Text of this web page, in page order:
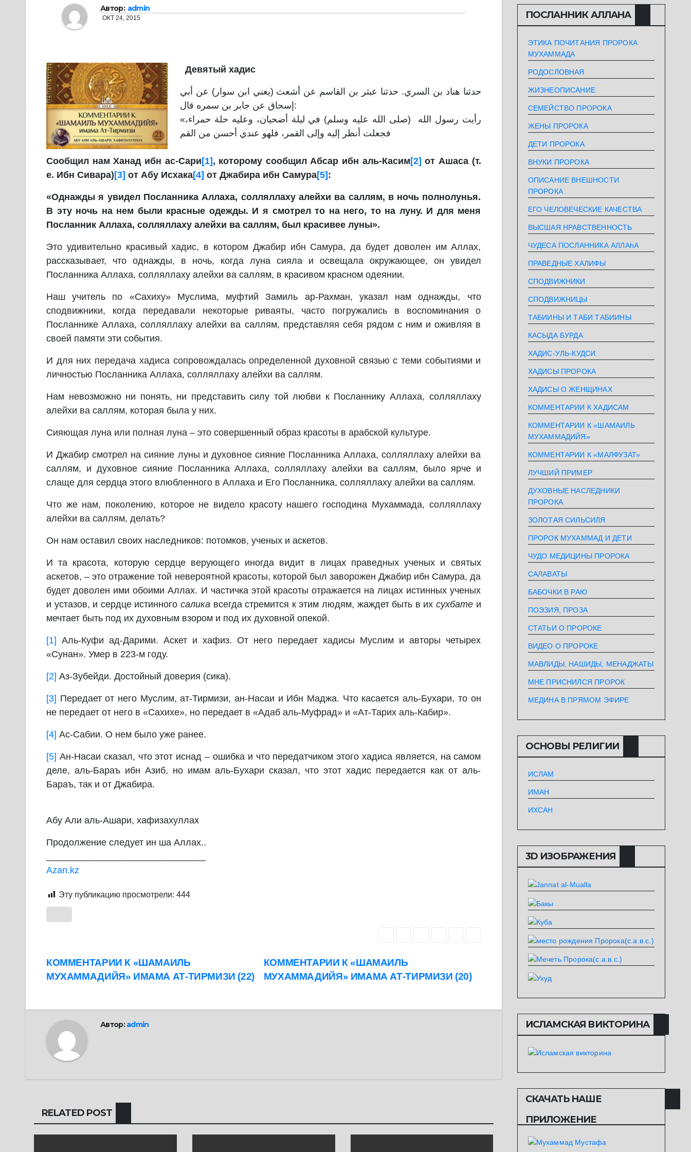
Автор: admin
ОКТ 24, 2015
Девятый хадис
حدثنا هناد بن السري. حدثنا عبثر بن القاسم عن أشعث (يعني ابن سوار) عن أبي
إسحاق عن جابر بن سمره قال:
«رأيت رسول الله (صلى الله عليه وسلم) في ليلة أضحيان، وعليه حلة حمراء،
فجعلت أنظر إليه وإلى القمر، فلهو عندي أحسن من القم
Сообщил нам Ханад ибн ас-Сари [1] , которому сообщил Абсар ибн аль-Касим [2] от Ашаса (т.
е. Ибн Сивара) [3] от Абу Исхака[4] от Джабира ибн Самура[5] :
«Однажды я увидел Посланника Аллаха, солляллаху алейхи ва саллям, в ночь полнолунья.
В эту ночь на нем были красные одежды. И я смотрел то на него, то на луну. И для меня
Посланник Аллаха, солляллаху алейхи ва саллям, был красивее луны».
Это удивительно красивый хадис, в котором Джабир ибн Самура, да будет доволен им Аллах,
рассказывает, что однажды, в ночь, когда луна сияла и освещала окружающее, он увидел
Посланника Аллаха, солляллаху алейхи ва саллям, в красивом красном одеянии.
Наш учитель по «Сахиху» Муслима, муфтий Замиль ар-Рахман, указал нам однажды, что
сподвижники, когда передавали некоторые риваяты, часто погружались в воспоминания о
Посланнике Аллаха, солляллаху алейхи ва саллям, представляя себя рядом с ним и оживляя в
своей памяти эти события.
И для них передача хадиса сопровождалась определенной духовной связью с теми событиями и
личностью Посланника Аллаха, солляллаху алейхи ва саллям.
Нам невозможно ни понять, ни представить силу той любви к Посланнику Аллаха, солляллаху
алейхи ва саллям, которая была у них.
Сияющая луна или полная луна – это совершенный образ красоты в арабской культуре.
И Джабир смотрел на сияние луны и духовное сияние Посланника Аллаха, солляллаху алейхи ва
саллям, и духовное сияние Посланника Аллаха, солляллаху алейхи ва саллям, было ярче и
слаще для сердца этого влюбленного в Аллаха и Его Посланника, солляллаху алейхи ва саллям.
Что же нам, поколению, которое не видело красоту нашего господина Мухаммада, солляллаху
алейхи ва саллям, делать?
Он нам оставил своих наследников: потомков, ученых и аскетов.
И та красота, которую сердце верующего иногда видит в лицах праведных ученых и святых
аскетов, – это отражение той невероятной красоты, которой был заворожен Джабир ибн Самура, да
будет доволен ими обоими Аллах. И частичка этой красоты отражается на лицах истинных ученых
и устазов, и сердце истинного саликавсегда стремится к этим людям, жаждет быть в их сухбатеи
мечтает быть под их духовным взором и под их духовной опекой.
[1] Аль-Куфи ад-Дарими. Аскет и хафиз. От него передает хадисы Муслим и авторы четырех
«Сунан». Умер в 223-м году.
[2] Аз-Зубейди. Достойный доверия (сика).
[3] Передает от него Муслим, ат-Тирмизи, ан-Насаи и Ибн Маджа. Что касается аль-Бухари, то он
не передает от него в «Сахихе», но передает в «Адаб аль-Муфрад» и «Ат-Тарих аль-Кабир».
[4] Ас-Сабии. О нем было уже ранее.
[5] Ан-Насаи сказал, что этот иснад – ошибка и что передатчиком этого хадиса является, на самом
деле, аль-Бараъ ибн Азиб, но имам аль-Бухари сказал, что этот хадис передается как от аль-
Бараъ, так и от Джабира.
Абу Али аль-Ашари, хафизахуллах
Продолжение следует ин ша Аллах..
Azan.kz
Эту публикацию просмотрели: 444
Навигация
записям
КОММЕНТАРИИ К «ШАМАИЛЬ
МУХАММАДИЙЯ» ИМАМА АТ-ТИРМИЗИ (20)
КОММЕНТАРИИ К «ШАМАИЛЬ
МУХАММАДИЙЯ» ИМАМА АТ-ТИРМИЗИ (22)
Автор:admin
RELATED POST
ПОСЛАННИК АЛЛАHА
ЭТИКА ПОЧИТАНИЯ ПРОРОКА
МУХАММАДА
РОДОСЛОВНАЯ
ЖИЗНЕОПИСАНИЕ
СЕМЕЙСТВО ПРОРОКА
ЖЕНЫ ПРОРОКА
ДЕТИ ПРОРОКА
ВНУКИ ПРОРОКА
ОПИСАНИЕ ВНЕШНОСТИ
ПРОРОКА
ЕГО ЧЕЛОВЕЧЕСКИЕ КАЧЕСТВА
ВЫСШАЯ НРАВСТВЕННОСТЬ
ЧУДЕСА ПОСЛАННИКА АЛЛАhА
ПРАВЕДНЫЕ ХАЛИФЫ
СПОДВИЖНИКИ
СПОДВИЖНИЦЫ
ТАБИИНЫ И ТАБИ ТАБИИНЫ
КАСЫДА БУРДА
ХАДИС-УЛЬ-КУДСИ
ХАДИСЫ ПРОРОКА
ХАДИСЫ О ЖЕНЩИНАХ
КОММЕНТАРИИ К ХАДИСАМ
КОММЕНТАРИИ К «ШАМАИЛЬ
МУХАММАДИЙЯ»
КОММЕНТАРИИ К «МАЛФУЗАТ»
ЛУЧШИЙ ПРИМЕР
ДУХОВНЫЕ НАСЛЕДНИКИ
ПРОРОКА
ЗОЛОТАЯ СИЛЬСИЛЯ
ПРОРОК МУХАММАД И ДЕТИ
ЧУДО МЕДИЦИНЫ ПРОРОКА
САЛАВАТЫ
БАБОЧКИ В РАЮ
ПОЭЗИЯ, ПРОЗА
СТАТЬИ О ПРОРОКЕ
ВИДЕО О ПРОРОКЕ
МАВЛИДЫ, НАШИДЫ, МЕНАДЖАТЫ
МНЕ ПРИСНИЛСЯ ПРОРОК
МЕДИНА В ПРЯМОМ ЭФИРЕ
ОСНОВЫ РЕЛИГИИ
ИСЛАМ
ИМАН
ИХСАН
3D ИЗОБРАЖЕНИЯ
ИСЛАМСКАЯ ВИКТОРИНА
СКАЧАТЬ НАШЕ
ПРИЛОЖЕНИЕ